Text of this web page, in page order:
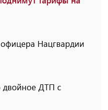
Нацгвардии
двойное ДТП с